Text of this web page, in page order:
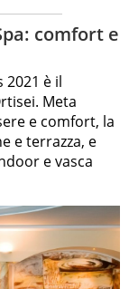
comfort e
2021 è il
Meta
e comfort, la
e terrazza, e
e vasca